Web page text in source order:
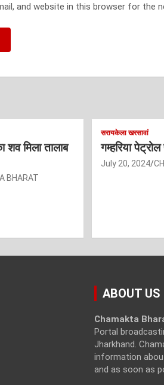
and website in this browser for the
शव मिला तालाब
BHARAT
सरायकेला खरसावां
गम्हरिया
July 20, 2024
ABOUT US
Chamakta
Portal
Jharkhand.
information
and as soon as